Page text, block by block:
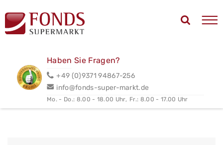
Haben Sie Fragen?
+49 (0)9371 94867-256
info@fonds-super-markt.de
Mo. - Do.: 8.00 - 18.00 Uhr, Fr.: 8.00 - 17.00 Uhr